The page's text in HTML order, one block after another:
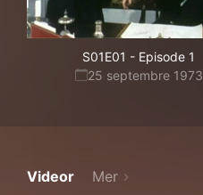
S01E01 - Episode 1
25 septembre 1973
Videor Mer